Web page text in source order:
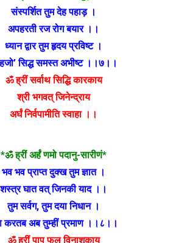
संस्पर्शित तुम देह पहाड़ ।
अपहरती रज रोग बयार ।।
ध्यान द्वार तुम हृदय प्रविष्ट ।
सिद्ध समस्त अभीष्ट ।।७।।
ॐ ह्रीं सर्वाथ सिद्धि कारकाय
श्री भगवत् जिनेन्द्राय
अर्घं निर्वपामीति स्वाहा ।।
*ॐ ह्रीं अर्हं णमो पदानु-सारीणं*
भव भव प्राप्त दुक्ख तुम ज्ञात ।
शस्त्र घात वत् जिनकी याद ।।
तुम सर्वग, तुम दया निधान ।
करतब अब तुम्हीं प्रमाण ।।८।।
ॐ ह्रीं पाप फल विनाशकाय